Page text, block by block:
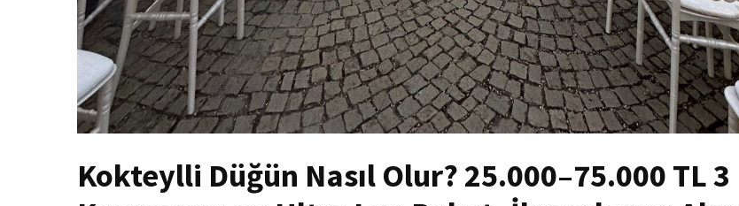
Kokteylli Düğün Nasıl Olur? 25.000–75.000 TL 3